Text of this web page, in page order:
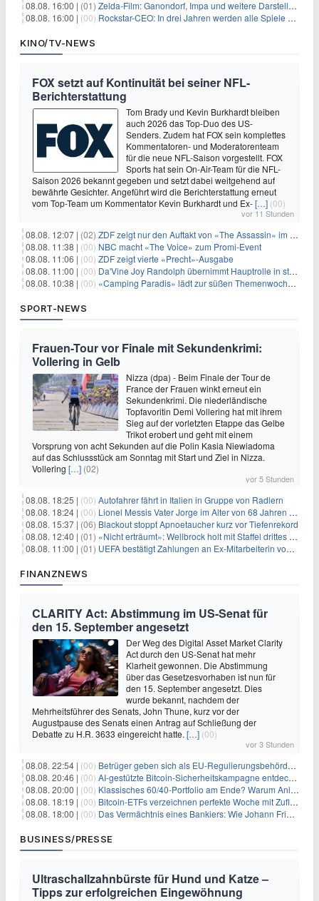
08.08. 16:00 | (01) Zelda-Film: Ganondorf, Impa und weitere Darsteller sollen feststehen
08.08. 16:00 | (00) Rockstar-CEO: In drei Jahren werden alle Spiele gestreamt
KINO/TV-NEWS
FOX setzt auf Kontinuität bei seiner NFL-
Berichterstattung
Tom Brady und Kevin Burkhardt bleiben
auch 2026 das Top-Duo des US-
Senders. Zudem hat FOX sein komplettes
Kommentatoren- und Moderatorenteam
für die neue NFL-Saison vorgestellt. FOX
Sports hat sein On-Air-Team für die NFL-
Saison 2026 bekannt gegeben und setzt dabei weitgehend auf
bewährte Gesichter. Angeführt wird die Berichterstattung erneut
vom Top-Team um Kommentator Kevin Burkhardt und Ex-[…] (00)
vor 11 Stunden
08.08. 12:07 | (02) ZDF zeigt nur den Auftakt von «The Assassin» im Fernsehen
08.08. 11:38 | (00) NBC macht «The Voice» zum Promi-Event
08.08. 11:06 | (00) ZDF zeigt vierte «Precht»-Ausgabe
08.08. 11:00 | (00) Da'Vine Joy Randolph übernimmt Hauptrolle in starbesetzter schwarzer Komödie
08.08. 10:38 | (00) «Camping Paradis» lädt zur süßen Themenwoche ein
SPORT-NEWS
Frauen-Tour vor Finale mit Sekundenkrimi:
Vollering in Gelb
Nizza (dpa) - Beim Finale der Tour de
France der Frauen winkt erneut ein
Sekundenkrimi. Die niederländische
Topfavoritin Demi Vollering hat mit ihrem
Sieg auf der vorletzten Etappe das Gelbe
Trikot erobert und geht mit einem
Vorsprung von acht Sekunden auf die Polin Kasia Niewiadoma
auf das Schlussstück am Sonntag mit Start und Ziel in Nizza.
Vollering […] (02)
vor 5 Stunden
08.08. 18:25 | (00) Autofahrer fährt in Italien in Gruppe von Radlern
08.08. 18:24 | (00) Lionel Messis Vater Jorge im Alter von 68 Jahren gestorben
08.08. 15:37 | (06) Blackout stoppt Apnoetaucher kurz vor Tiefenrekord
08.08. 12:40 | (01) «Nicht erträumt»: Wellbrock holt mit Staffel drittes EM-Gold
08.08. 11:00 | (01) UEFA bestätigt Zahlungen an Ex-Mitarbeiterin von Infantino
FINANZNEWS
CLARITY Act: Abstimmung im US-Senat für
den 15. September angesetzt
Der Weg des Digital Asset Market Clarity
Act durch den US-Senat hat mehr
Klarheit gewonnen. Die Abstimmung
über das Gesetzesvorhaben ist nun für
den 15. September angesetzt. Dies
wurde bekannt, nachdem der
Mehrheitsführer des Senats, John Thune, kurz vor der
Augustpause des Senats einen Antrag auf Schließung der
Debatte zu H.R. 3633 eingereicht hatte. […] (00)
vor 3 Stunden
08.08. 22:54 | (00) Betrüger geben sich als EU-Regulierungsbehörden aus, um Krypto-Nutzer nach MiCA-Deadline ins Visier zu nehmen
08.08. 20:46 | (00) AI-gestützte Bitcoin-Sicherheitskampagne entdeckt fast 5.000 Softwareprobleme in 390 Projekten
08.08. 20:00 | (00) Klassisches 60/40-Portfolio am Ende? Warum Anleger jetzt radikal umdenken müssen
08.08. 18:19 | (00) Bitcoin-ETFs verzeichnen perfekte Woche mit Zuflüssen auf 3-Monats-Hoch
08.08. 18:00 | (00) Das Vermächtnis eines Bankiers: Wie Johann Friedrich Städel sein Imperium unsterblich machte
BUSINESS/PRESSE
Ultraschallzahnbürste für Hund und Katze –
Tipps zur erfolgreichen Eingewöhnung